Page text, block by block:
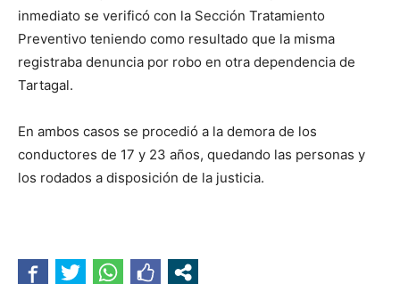
inmediato se verificó con la Sección Tratamiento
Preventivo teniendo como resultado que la misma
registraba denuncia por robo en otra dependencia de
Tartagal.
En ambos casos se procedió a la demora de los
conductores de 17 y 23 años, quedando las personas y
los rodados a disposición de la justicia.